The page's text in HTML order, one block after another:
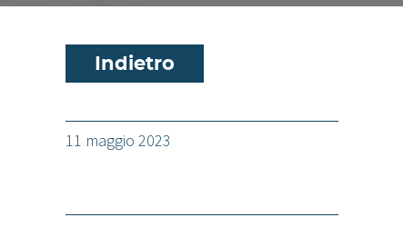
Indietro
11 maggio 2023